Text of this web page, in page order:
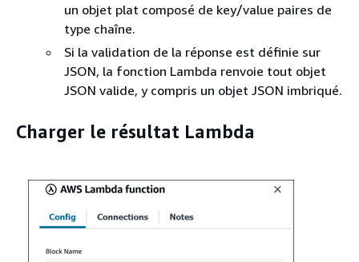
un objet plat composé de key/value paires de
type chaîne.
Si la validation de la réponse est définie sur
JSON, la fonction Lambda renvoie tout objet
JSON valide, y compris un objet JSON imbriqué.
Charger le résultat Lambda